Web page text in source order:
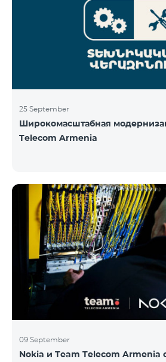
25 September
Широкомасштабная
Telecom Armenia
09 September
Nokia и Team Telecom Armenia